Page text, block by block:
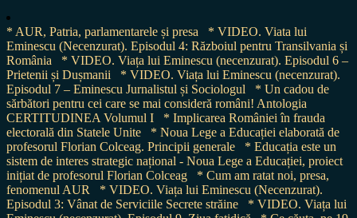
* AUR, Patria, parlamentarele și presa
* VIDEO. Viata lui
Eminescu (Necenzurat). Episodul 4: Războiul pentru Transilvania și
România
* VIDEO. Viața lui Eminescu (necenzurat). Episodul 6 –
Prietenii și Dușmanii
* VIDEO. Viața lui Eminescu (necenzurat).
Episodul 7 – Eminescu Jurnalistul și Sociologul
* Un cadou de
sărbători pentru cei care se mai consideră români! Antologia
CERTITUDINEA Volumul I
* Implicarea României în frauda
electorală din Statele Unite
* Noua Lege a Educației elaborată de
profesorul Florian Colceag. Principii generale
* Educația este un
sistem de interes strategic național - Noua Lege a Educației, proiect
inițiat de profesorul Florian Colceag
* Cum am ratat noi, presa,
fenomenul AUR
* VIDEO. Viața lui Eminescu (Necenzurat).
Episodul 3: Vânat de Serviciile Secrete străine
* VIDEO. Viața lui